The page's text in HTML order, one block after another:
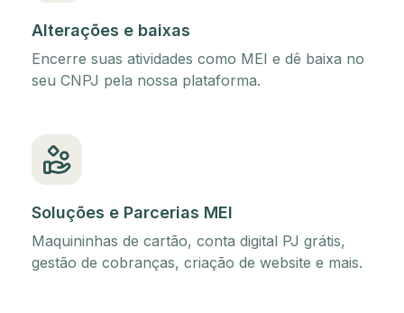
Alterações e baixas
Encerre suas atividades como MEI e dê baixa no
seu CNPJ pela nossa plataforma.
Soluções e Parcerias MEI
Maquininhas de cartão, conta digital PJ grátis,
gestão de cobranças, criação de website e mais.